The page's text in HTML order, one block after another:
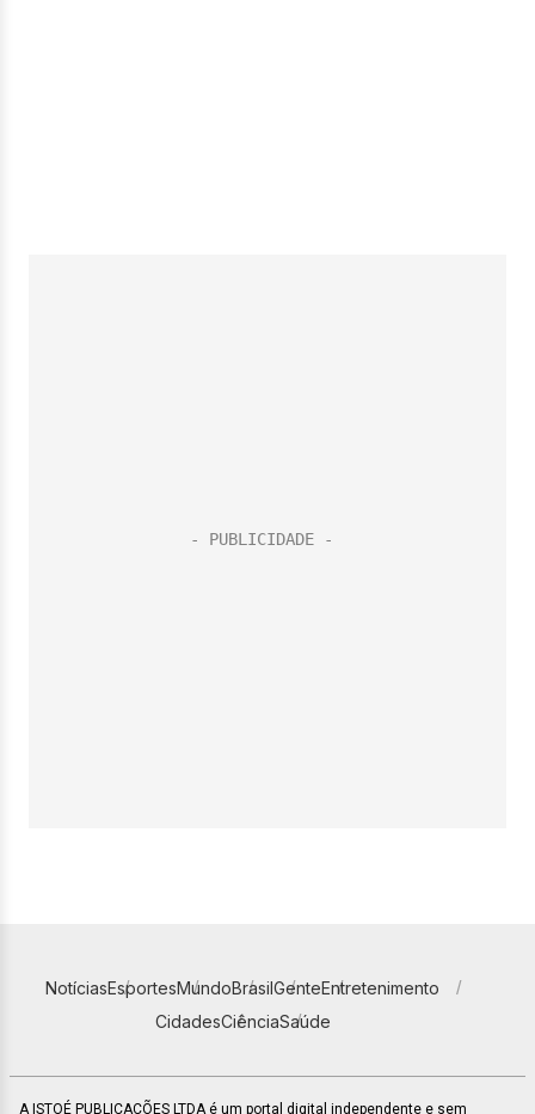
NotíciasEsportesMundoBrasilGenteEntretenimento
CidadesCiênciaSaúde
A ISTOÉ PUBLICAÇÕES LTDA é um portal digital independente e sem